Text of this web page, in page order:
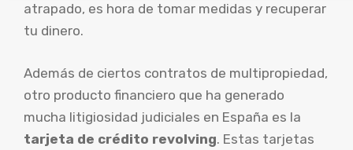
atrapado, es hora de tomar medidas y recuperar
tu dinero.
Además de ciertos contratos de multipropiedad,
otro producto financiero que ha generado
mucha litigiosidad judiciales en España es la
tarjeta de crédito revolving. Estas tarjetas